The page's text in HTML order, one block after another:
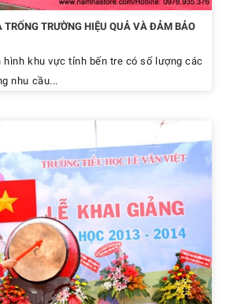
TRỐNG TRƯỜNG HIỆU QUẢ VÀ ĐẢM BẢO
hình khu vực tỉnh bến tre có số lượng các
nhu cầu...